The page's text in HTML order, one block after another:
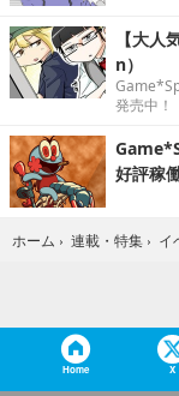
【大
n）
発売中！
好評稼
ホーム › 連載・特集 › イ
Home X